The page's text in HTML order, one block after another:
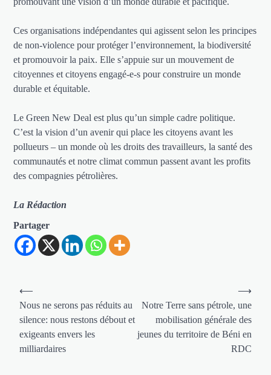
Ces organisations indépendantes qui agissent selon les principes
de non-violence pour protéger l’environnement, la biodiversité
et promouvoir la paix. Elle s’appuie sur un mouvement de
citoyennes et citoyens engagé-e-s pour construire un monde
durable et équitable.
Le Green New Deal est plus qu’un simple cadre politique.
C’est la vision d’un avenir qui place les citoyens avant les
pollueurs – un monde où les droits des travailleurs, la santé des
communautés et notre climat commun passent avant les profits
des compagnies pétrolières.
La Rédaction
Partager
Navigation
de
l’article
⟵
Nous ne serons pas réduits au
silence: nous restons débout et
exigeants envers les
milliardaires
Notre Terre sans pétrole, une
mobilisation générale des
jeunes du territoire de Béni en
RDC
⟶